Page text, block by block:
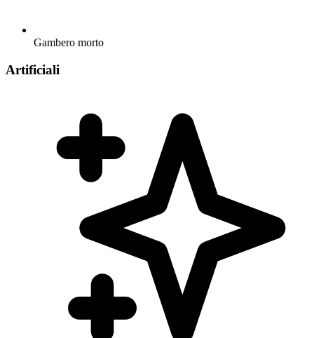
Gambero morto
Artificiali